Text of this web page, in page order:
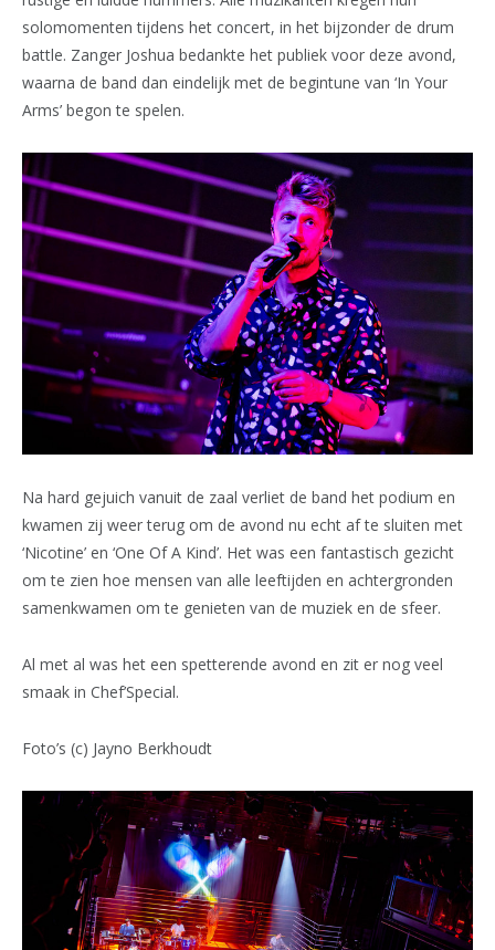
solomomenten tijdens het concert, in het bijzonder de drum
battle. Zanger Joshua bedankte het publiek voor deze avond,
waarna de band dan eindelijk met de begintune van ‘In Your
Arms’ begon te spelen.
Na hard gejuich vanuit de zaal verliet de band het podium en
kwamen zij weer terug om de avond nu echt af te sluiten met
‘Nicotine’ en ‘One Of A Kind’. Het was een fantastisch gezicht
om te zien hoe mensen van alle leeftijden en achtergronden
samenkwamen om te genieten van de muziek en de sfeer.
Al met al was het een spetterende avond en zit er nog veel
smaak in Chef’Special.
Foto’s (c) Jayno Berkhoudt